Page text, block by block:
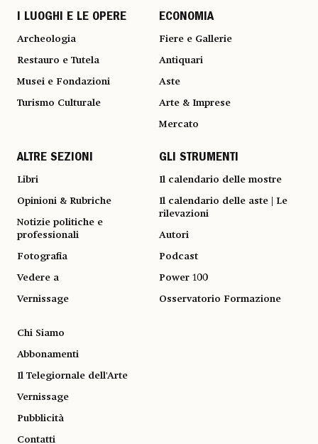
I LUOGHI E LE OPERE
Archeologia
Restauro e Tutela
Musei e Fondazioni
Turismo Culturale
ECONOMIA
Fiere e Gallerie
Antiquari
Aste
Arte & Imprese
Mercato
ALTRE SEZIONI
Libri
Opinioni & Rubriche
Notizie politiche e
professionali
Fotografia
Vedere a
Vernissage
GLI STRUMENTI
Il calendario delle mostre
Il calendario delle aste | Le
rilevazioni
Autori
Podcast
Power 100
Osservatorio Formazione
Chi Siamo
Abbonamenti
Il Telegiornale dell'Arte
Vernissage
Pubblicità
Contatti